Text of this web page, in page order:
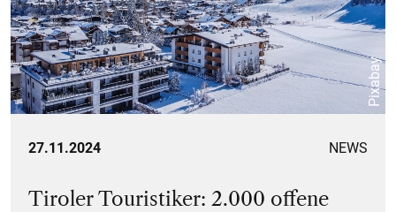
Pixabay
27.11.2024 NEWS
Tiroler Touristiker: 2.000 offene